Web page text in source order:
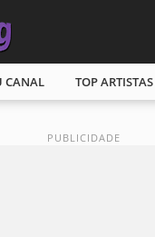
CANAL TOP ARTISTAS